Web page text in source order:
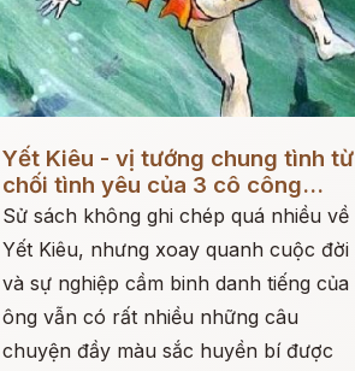
ngay
Yết Kiêu - vị tướng chung tình từ
chối tình yêu của 3 cô công...
Sử sách không ghi chép quá nhiều về
Yết Kiêu, nhưng xoay quanh cuộc đời
và sự nghiệp cầm binh danh tiếng của
ông vẫn có rất nhiều những câu
chuyện đầy màu sắc huyền bí được